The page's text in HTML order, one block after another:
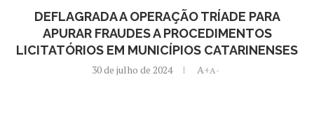
DEFLAGRADA A OPERAÇÃO TRÍADE PARA
APURAR FRAUDES A PROCEDIMENTOS
LICITATÓRIOS EM MUNICÍPIOS CATARINENSES
30 de julho de 2024 A+A-